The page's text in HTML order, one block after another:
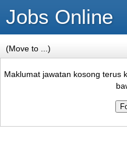
Jobs Online
Maklumat jawatan kosong terus